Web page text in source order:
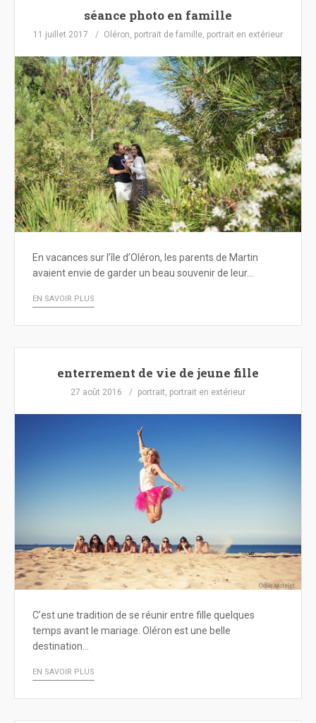
séance photo en famille
11 juillet 2017 Oléron, portrait de famille, portrait en extérieur
En vacances sur l’île d’Oléron, les parents de Martin
avaient envie de garder un beau souvenir de leur…
EN SAVOIR PLUS
enterrement de vie de jeune fille
27 août 2016 portrait, portrait en extérieur
C’est une tradition de se réunir entre fille quelques
temps avant le mariage. Oléron est une belle
destination…
EN SAVOIR PLUS